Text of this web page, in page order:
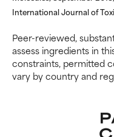
International Journal of
Peer-reviewed,
assess ingredients in
constraints, permitted
vary by country and
Kan
Kan in
voordelen
het meer
Kan
Kan in
voordelen
het meer